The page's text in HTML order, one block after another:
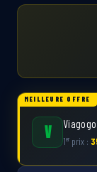
MEILLEURE OFFRE
V Viagogo
1er prix :